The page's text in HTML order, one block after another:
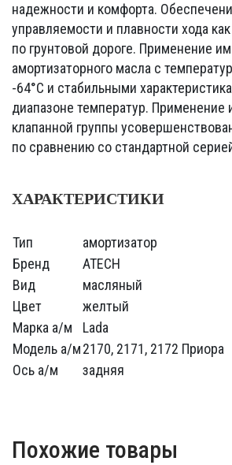
надежности и комфорта.
управляемости и плавности хода
по грунтовой дороге. Применение
амортизаторного масла с
-64°C и стабильными
диапазоне температур. Применение
клапанной группы
по сравнению со стандартной
ХАРАКТЕРИСТИКИ
Тип
амортизатор
Бренд
ATECH
Вид
масляный
Цвет
желтый
Марка а/м
Lada
Модель а/м2170, 2171, 2172 Приора
Ось а/м
задняя
Похожие товары